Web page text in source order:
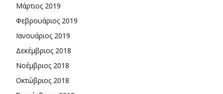
Μάρτιος 2019
Φεβρουάριος 2019
Ιανουάριος 2019
Δεκέμβριος 2018
Νοέμβριος 2018
Οκτώβριος 2018